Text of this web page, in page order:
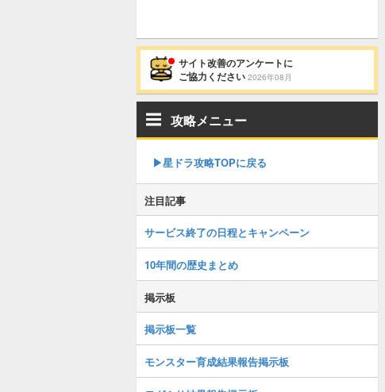
サイト改善のアンケートに
ご協力ください 2026年08月
攻略メニュー
▶︎星ドラ攻略TOPに戻る
注目記事
サービス終了の日程とキャンペーン
10年間の歴史まとめ
掲示板
掲示板一覧
モンスター育成結果報告掲示板